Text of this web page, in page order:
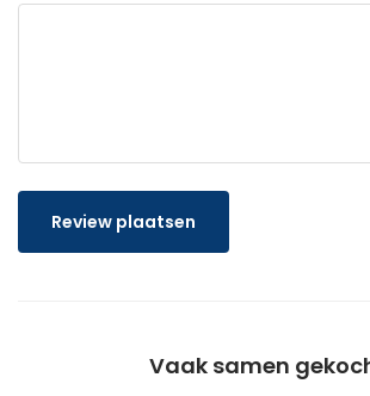
Review plaatsen
Vaak samen